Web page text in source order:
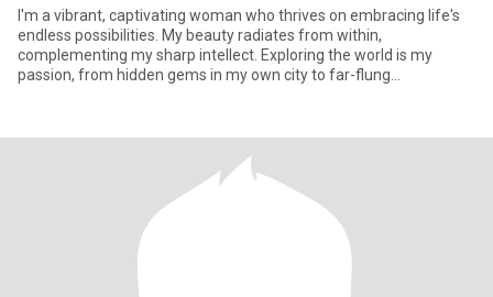
I'm a vibrant, captivating woman who thrives on embracing life's
endless possibilities. My beauty radiates from within,
complementing my sharp intellect. Exploring the world is my
passion, from hidden gems in my own city to far-flung